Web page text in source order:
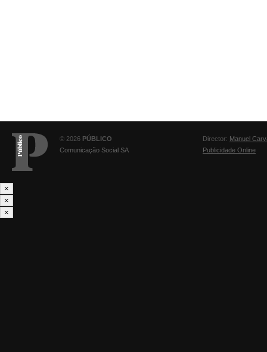
© 2026 PÚBLICO
Comunicação Social SA
Director: Manuel
Publicidade Online
×
×
×